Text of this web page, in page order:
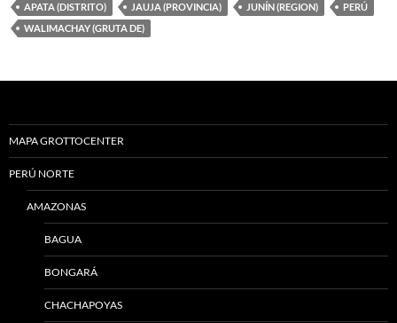
APATA (DISTRITO) JAUJA (PROVINCIA) JUNÍN (REGION)
PERÚ
WALIMACHAY (GRUTA DE)
MAPA GROTTOCENTER
PERÚ NORTE
AMAZONAS
BAGUA
BONGARÁ
CHACHAPOYAS